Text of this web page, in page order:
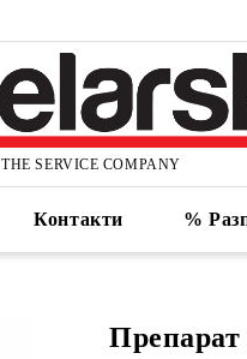
THE SERVICE COMPANY
Контакти %
Препарат